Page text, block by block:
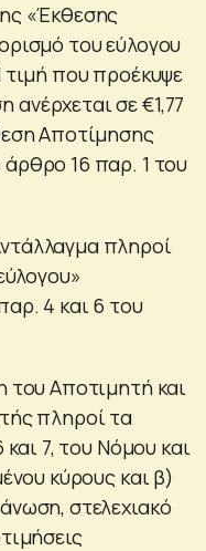
«Έκθεσης
του εύλογου
τιμή που προέκυψε
σε €1,77
Αποτίμησης
16 παρ. 1 του
πληροί
4 και 6 του
του Αποτιμητή και
πληροί τα
7, του Νόμου και
κύρους και β)
στελεχιακό